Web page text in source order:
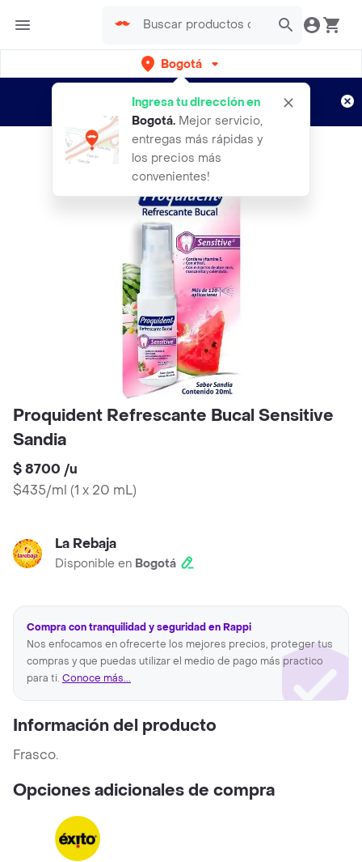
Bogotá
Ingresa tu dirección en
Bogotá. Mejor servicio,
entregas más rápidas y
los precios más
convenientes!
envíos gratis por semanas
Aplican TyC
Proquident Refrescante Bucal Sensitive
Sandia
$ 8700 /u
$435/ml (1 x 20 mL)
La Rebaja
Disponible en Bogotá
Compra con tranquilidad y seguridad en Rappi
Nos enfocamos en ofrecerte los mejores precios, proteger tus
compras y que puedas utilizar el medio de pago más practico
para ti. Conoce más...
Información del producto
Frasco.
Opciones adicionales de compra